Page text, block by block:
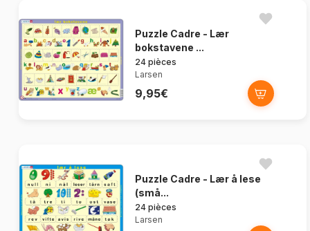
Puzzle Cadre - Lær
bokstavene ...
24 pièces
Larsen
9,95€
Puzzle Cadre - Lær å lese
(små...
24 pièces
Larsen